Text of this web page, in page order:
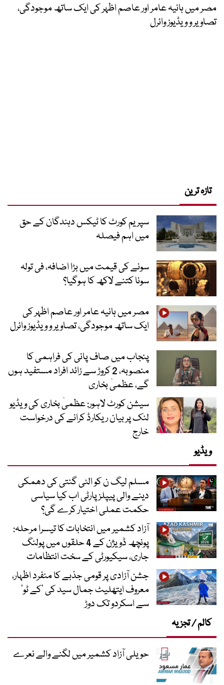
مصر میں ہانیہ عامر اور عاصم اظہر کی ایک ساتھ موجودگی،
تصاویر و ویڈیوز وائرل
تازہ ترین
سپریم کورٹ کا ٹیکس دہندگان کے حق
میں اہم فیصلہ
سونے کی قیمت میں بڑا اضافہ، فی تولہ
سونا کتنے لاکھ کا ہوگیا؟
مصر میں ہانیہ عامر اور عاصم اظہر کی
ایک ساتھ موجودگی، تصاویر و ویڈیوز وائرل
پنجاب میں صاف پانی کی فراہمی کا
منصوبہ، 2 کروڑ سے زائد افراد مستفید ہوں
گے، عظمیٰ بخاری
سیشن کورٹ لاہور: عظمیٰ بخاری کی ویڈیو
لنک پر بیان ریکارڈ کرانے کی درخواست
خارج
ویڈیو
مسلم لیگ ن کو الٹی گنتی کی دھمکی
دینے والی پیپلز پارٹی اب کیا سیاسی
حکمت عملی اختیار کرے گی؟
آزاد کشمیر میں انتخابات کا تیسرا مرحلہ:
پونچھ ڈویژن کے 4 حلقوں میں پولنگ
جاری، سیکیورٹی کے سخت انتظامات
جشن آزادی پر قومی جذبے کا منفرد اظہار،
معروف ایتھلیٹ جمال سید کی ’کے ٹو‘
سے اسکردو تک دوڑ
کالم / تجزیہ
حویلی آزاد کشمیر میں لگنے والے نعرے